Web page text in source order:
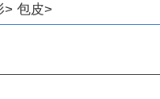
> 包皮>